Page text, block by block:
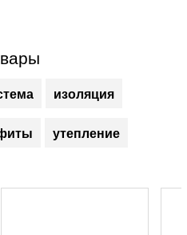
изоляция
утепление